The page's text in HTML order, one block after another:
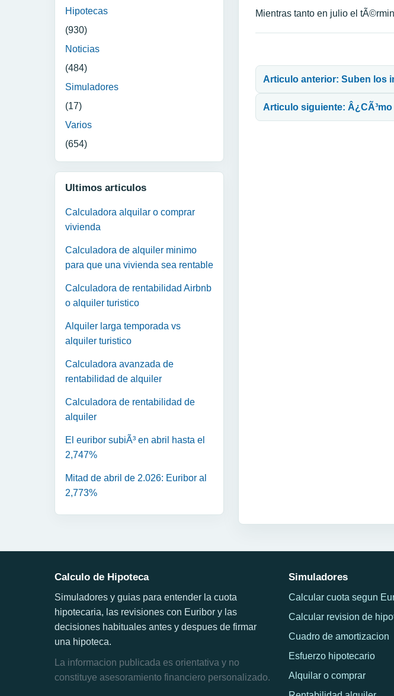
Hipotecas
(930)
Noticias
(484)
Simuladores
(17)
Varios
(654)
Ultimos articulos
Calculadora alquilar o comprar
vivienda
Calculadora de alquiler minimo
para que una vivienda sea rentable
Calculadora de rentabilidad Airbnb
o alquiler turistico
Alquiler larga temporada vs
alquiler turistico
Calculadora avanzada de
rentabilidad de alquiler
Calculadora de rentabilidad de
alquiler
El euribor subiÃ³ en abril hasta el
2,747%
Mitad de abril de 2.026: Euribor al
2,773%
Mientras tanto en julio el
Articulo anterior: Suben los
Articulo siguiente:
Calculo de Hipoteca
Simuladores y guias para entender la cuota
hipotecaria, las revisiones con Euribor y las
decisiones habituales antes y despues de firmar
una hipoteca.
La informacion publicada es orientativa y no
constituye asesoramiento financiero personalizado.
Simuladores
Calcular cuota segun
Calcular revision de
Cuadro de amortizacion
Esfuerzo hipotecario
Alquilar o comprar